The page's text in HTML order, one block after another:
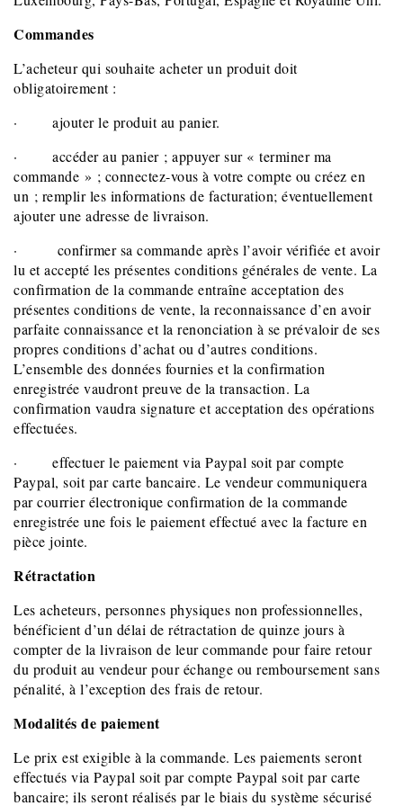
Commandes
L’acheteur qui souhaite acheter un produit doit
obligatoirement :
· ajouter le produit au panier.
· accéder au panier ; appuyer sur « terminer ma
commande » ; connectez-vous à votre compte ou créez en
un ; remplir les informations de facturation; éventuellement
ajouter une adresse de livraison.
· confirmer sa commande après l’avoir vérifiée et avoir
lu et accepté les présentes conditions générales de vente. La
confirmation de la commande entraîne acceptation des
présentes conditions de vente, la reconnaissance d’en avoir
parfaite connaissance et la renonciation à se prévaloir de ses
propres conditions d’achat ou d’autres conditions.
L’ensemble des données fournies et la confirmation
enregistrée vaudront preuve de la transaction. La
confirmation vaudra signature et acceptation des opérations
effectuées.
· effectuer le paiement via Paypal soit par compte
Paypal, soit par carte bancaire. Le vendeur communiquera
par courrier électronique confirmation de la commande
enregistrée une fois le paiement effectué avec la facture en
pièce jointe.
Rétractation
Les acheteurs, personnes physiques non professionnelles,
bénéficient d’un délai de rétractation de quinze jours à
compter de la livraison de leur commande pour faire retour
du produit au vendeur pour échange ou remboursement sans
pénalité, à l’exception des frais de retour.
Modalités de paiement
Le prix est exigible à la commande. Les paiements seront
effectués via Paypal soit par compte Paypal soit par carte
bancaire; ils seront réalisés par le biais du système sécurisé